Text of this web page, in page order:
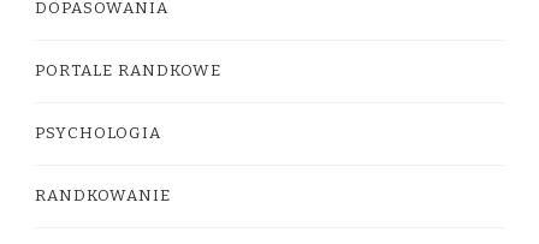
DOPASOWANIA
PORTALE RANDKOWE
PSYCHOLOGIA
RANDKOWANIE